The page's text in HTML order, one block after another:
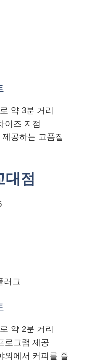
약 3분 거리
이즈 지점
공하는 고품질
대점
러그
약 2분 거리
로그램 제공
외에서 커피를 즐